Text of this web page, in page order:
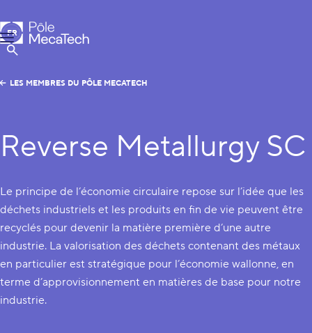
Pôle MecaTech
Menu
Afficher la Recherche
FR
EN
LES MEMBRES DU PÔLE MECATECH
Reverse Metallurgy SC
Le principe de l’économie circulaire repose sur l’idée que les
déchets industriels et les produits en fin de vie peuvent être
recyclés pour devenir la matière première d’une autre
industrie. La valorisation des déchets contenant des métaux
en particulier est stratégique pour l’économie wallonne, en
terme d’approvisionnement en matières de base pour notre
industrie.